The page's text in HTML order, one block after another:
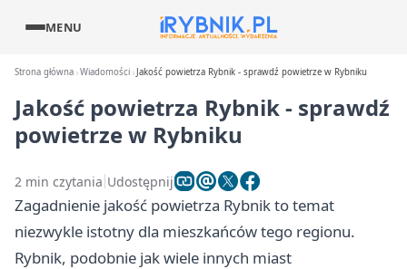
MENU
Strona główna Wiadomości Jakość powietrza Rybnik - sprawdź powietrze w Rybniku
Jakość powietrza Rybnik - sprawdź
powietrze w Rybniku
2 min czytania Udostępnij
Zagadnienie jakość powietrza Rybnik to temat
niezwykle istotny dla mieszkańców tego regionu.
Rybnik, podobnie jak wiele innych miast